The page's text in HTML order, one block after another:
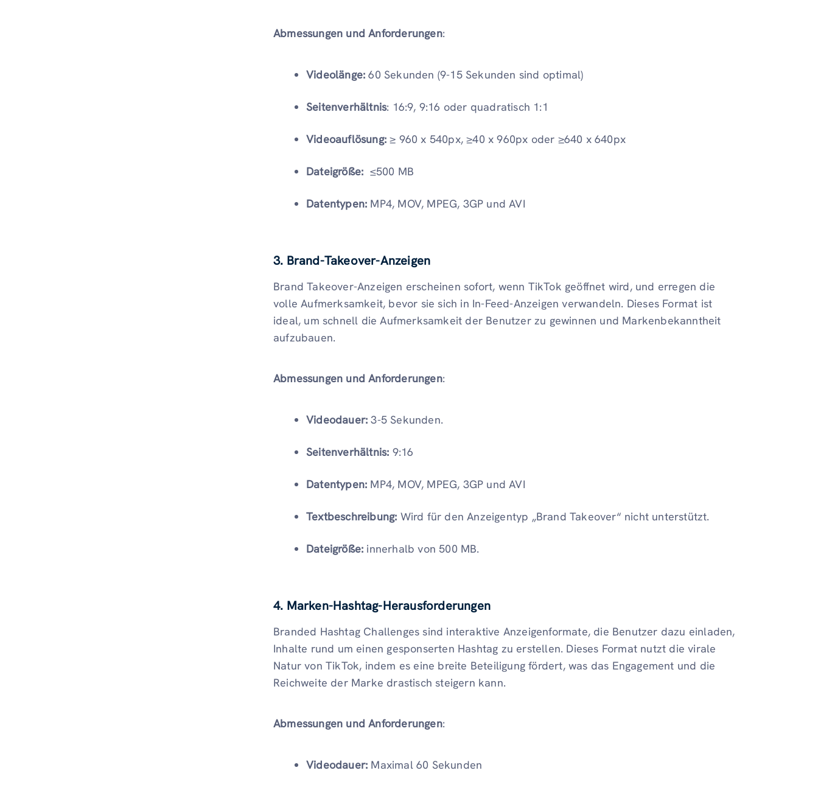
Abmessungen und Anforderungen:
Videolänge:60 Sekunden (9-15 Sekunden sind optimal)
Seitenverhältnis: 16:9, 9:16 oder quadratisch 1:1
Videoauflösung:≥ 960 x 540px, ≥40 x 960px oder ≥640 x 640px
Dateigröße: ≤500 MB
Datentypen: MP4, MOV, MPEG, 3GP und AVI
3. Brand-Takeover-Anzeigen
Brand Takeover-Anzeigen erscheinen sofort, wenn TikTok geöffnet wird, und erregen die
volle Aufmerksamkeit, bevor sie sich in In-Feed-Anzeigen verwandeln. Dieses Format ist
ideal, um schnell die Aufmerksamkeit der Benutzer zu gewinnen und Markenbekanntheit
aufzubauen.
Abmessungen und Anforderungen:
Videodauer: 3-5 Sekunden.
Seitenverhältnis: 9:16
Datentypen: MP4, MOV, MPEG, 3GP und AVI
Textbeschreibung: Wird für den Anzeigentyp „Brand Takeover“ nicht unterstützt.
Dateigröße: innerhalb von 500 MB.
4. Marken-Hashtag-Herausforderungen
Branded Hashtag Challenges sind interaktive Anzeigenformate, die Benutzer dazu einladen,
Inhalte rund um einen gesponserten Hashtag zu erstellen. Dieses Format nutzt die virale
Natur von TikTok, indem es eine breite Beteiligung fördert, was das Engagement und die
Reichweite der Marke drastisch steigern kann.
Abmessungen und Anforderungen:
Videodauer: Maximal 60 Sekunden